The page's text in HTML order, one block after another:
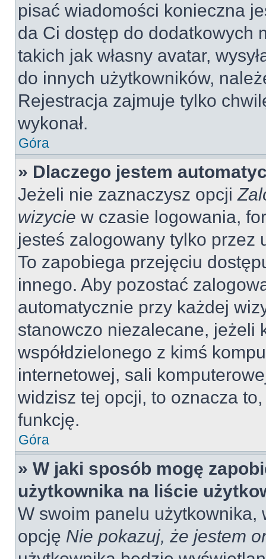
pisać wiadomości konieczna
da Ci dostęp do dodatkowych
takich jak własny avatar,
do innych użytkowników,
Rejestracja zajmuje tylko
wykonał.
Góra
» Dlaczego jestem
Jeżeli nie zaznaczysz opcji
wizycie w czasie logowania,
jesteś zalogowany tylko przez
To zapobiega przejęciu
innego. Aby pozostać
automatycznie przy każdej
stanowczo niezalecane, jeżeli
współdzielonego z kimś
internetowej, sali
widzisz tej opcji, to oznacza
funkcję.
Góra
» W jaki sposób mogę
użytkownika na liście
W swoim panelu użytkownika,
opcję Nie pokazuj, że jestem